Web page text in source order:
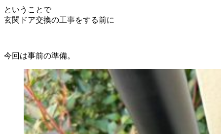
ということで
玄関ドア交換の工事をする前に
今回は事前の準備。